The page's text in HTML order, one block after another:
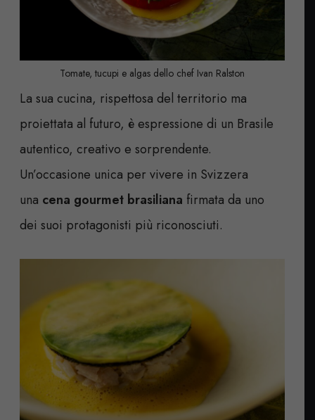
Tomate, tucupi e algas dello chef Ivan Ralston
La sua cucina, rispettosa del territorio ma
proiettata al futuro, è espressione di un Brasile
autentico, creativo e sorprendente.
Un’occasione unica per vivere in Svizzera
una cena gourmet brasiliana firmata da uno
dei suoi protagonisti più riconosciuti.